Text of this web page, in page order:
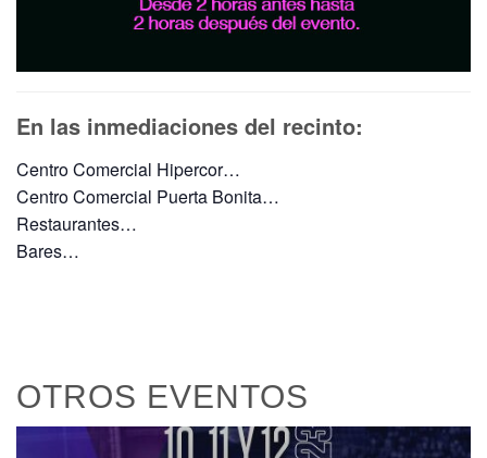
En las inmediaciones del recinto:
Centro Comercial Hipercor…
Centro Comercial Puerta Bonita…
Restaurantes…
Bares…
OTROS EVENTOS